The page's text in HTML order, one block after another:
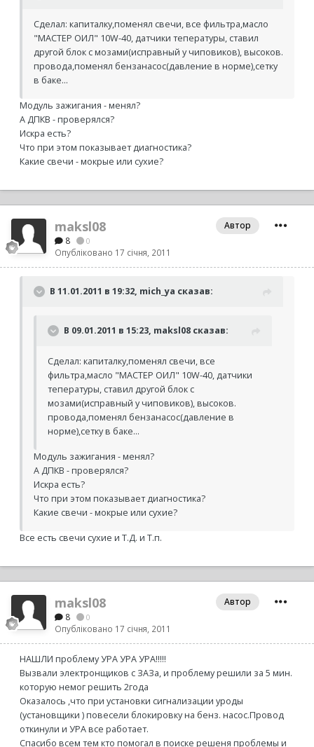
Сделал: капиталку,поменял свечи, все фильтра,масло
"МАСТЕР ОИЛ" 10W-40, датчики тепературы, ставил
другой блок с мозами(исправный у чиповиков), высоков.
провода,поменял бензанасос(давление в норме),сетку
в баке...
Модуль зажигания - менял?
А ДПКВ - проверялся?
Искра есть?
Что при этом показывает диагностика?
Какие свечи - мокрые или сухие?
maksl08
8 0
Опубліковано 17 січня, 2011
Автор
В 11.01.2011 в 19:32, mich_ya сказав:
В 09.01.2011 в 15:23, maksl08 сказав:
Сделал: капиталку,поменял свечи, все
фильтра,масло "МАСТЕР ОИЛ" 10W-40, датчики
тепературы, ставил другой блок с
мозами(исправный у чиповиков), высоков.
провода,поменял бензанасос(давление в
норме),сетку в баке...
Модуль зажигания - менял?
А ДПКВ - проверялся?
Искра есть?
Что при этом показывает диагностика?
Какие свечи - мокрые или сухие?
Все есть свечи сухие и Т.Д. и Т.п.
maksl08
8 0
Опубліковано 17 січня, 2011
Автор
НАШЛИ проблему УРА УРА УРА!!!!!
Вызвали электронщиков с ЗАЗа, и проблему решили за 5 мин.
которую немог решить 2года
Оказалось ,что при установки сигнализации уроды
(установщики ) повесели блокировку на бенз. насос.Провод
откинули и УРА все работает.
Спасибо всем тем кто помогал в поиске решеня проблемы и